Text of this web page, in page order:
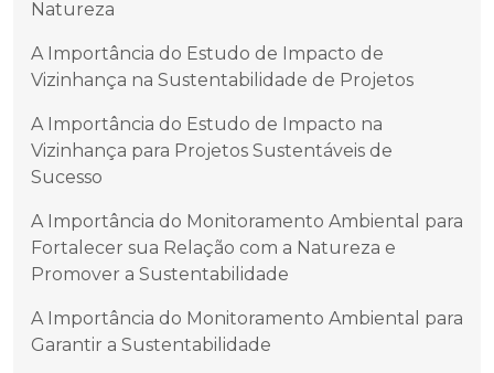
Natureza
A Importância do Estudo de Impacto de
Vizinhança na Sustentabilidade de Projetos
A Importância do Estudo de Impacto na
Vizinhança para Projetos Sustentáveis de
Sucesso
A Importância do Monitoramento Ambiental para
Fortalecer sua Relação com a Natureza e
Promover a Sustentabilidade
A Importância do Monitoramento Ambiental para
Garantir a Sustentabilidade